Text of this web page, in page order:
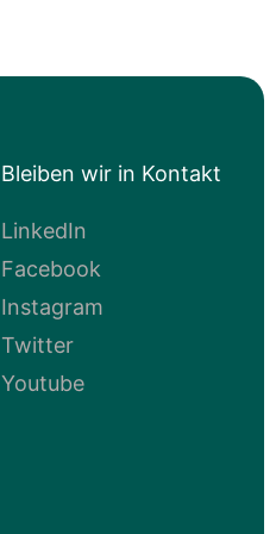
Bleiben wir in Kontakt
LinkedIn
Facebook
Instagram
Twitter
Youtube